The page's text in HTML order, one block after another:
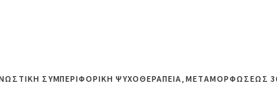
ΣΥΜΠΕΡΙΦΟΡΙΚΉ ΨΥΧΟΘΕΡΑΠΕΊΑ, ΜΕΤΑΜΟΡΦΏΣΕΩΣ